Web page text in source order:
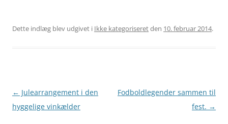
Dette indlæg blev udgivet i Ikke kategoriseretden 10. februar 2014.
Indlægsnavigation
← Julearrangement i den
hyggelige vinkælder
Fodboldlegender sammen til
fest. →